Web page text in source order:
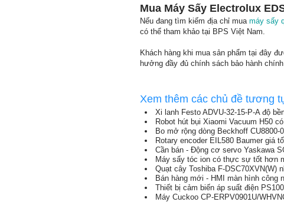
Mua Máy Sấy Electrolux
Nếu đang tìm kiếm địa chỉ mua máy sấy
có thể tham khảo tại BPS Việt Nam.
Khách hàng khi mua sản phẩm tại đây
hưởng đầy đủ chính sách bảo hành
Xem thêm các chủ đề tương
Xi lanh Festo ADVU-32-15-P-A độ
Robot hút bụi Xiaomi Vacuum H50
Bo mở rộng dòng Beckhoff CU8800-
Rotary encoder EIL580 Baumer giá
Cần bán - Động cơ servo Yaskawa
Máy sấy tóc ion có thực sự tốt hơn
Quạt cây Toshiba F-DSC70XVN(W)
Bán hàng mới - HMI màn hình công
Thiết bị cảm biến áp suất điện
Máy Cuckoo CP-ERPV0901U/